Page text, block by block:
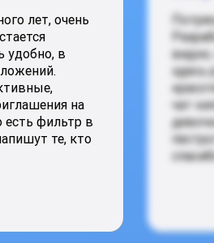
лет, очень
удобно, в
на
есть фильтр в
те, кто
здесь
чат